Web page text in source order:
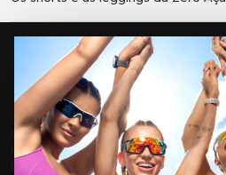
ENTRE NO
Cadastre-se e receba nossas
cupom de 10% OFF para sua
E-mail*